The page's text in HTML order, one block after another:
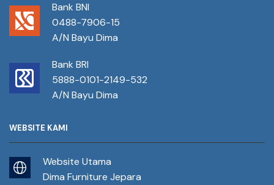
Bank BNI
0488-7906-15
A/N Bayu Dima
Bank BRI
5888-0101-2149-532
A/N Bayu Dima
WEBSITE KAMI
Website Utama
Dima Furniture Jepara